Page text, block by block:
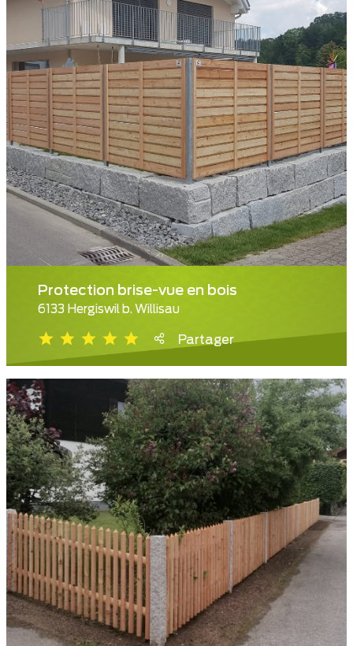
Protection brise-vue en bois
6133 Hergiswil b. Willisau
Partager